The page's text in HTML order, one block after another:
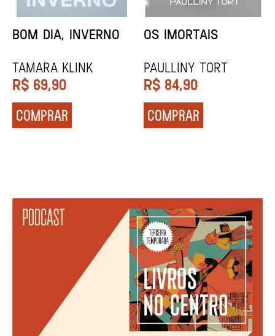
ORIXÁS
REGINALDO PRANDI
R$ 79,90
COMPRAR
ORAÇÃO PARA
Socorro Acioli
R$ 74,90
COMPRAR